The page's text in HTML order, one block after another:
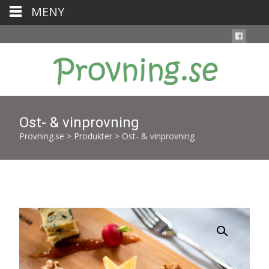
Ost- & vinprovning
Provning.se > Produkter > Ost- & vinprovning
MENY